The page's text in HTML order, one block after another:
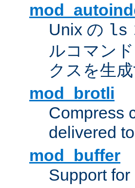
Unix の ls
ルコマン
クスを生
mod_brotli
Compress
delivered
mod_buffer
Support